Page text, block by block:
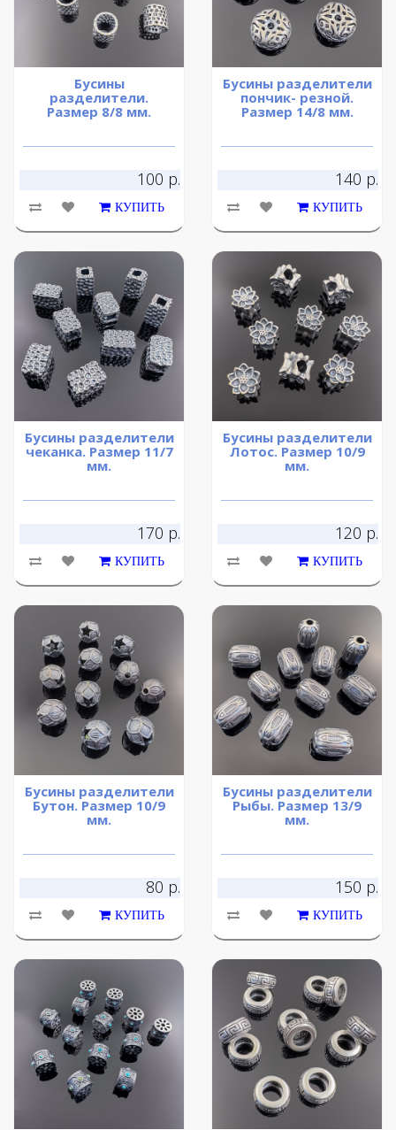
Бусины
разделители.
Размер 8/8 мм.
100 р.
КУПИТЬ
Бусины разделители
пончик- резной.
Размер 14/8 мм.
140 р.
КУПИТЬ
Бусины разделители
чеканка. Размер 11/7
мм.
170 р.
КУПИТЬ
Бусины разделители
Лотос. Размер 10/9
мм.
120 р.
КУПИТЬ
Бусины разделители
Бутон. Размер 10/9
мм.
80 р.
КУПИТЬ
Бусины разделители
Рыбы. Размер 13/9
мм.
150 р.
КУПИТЬ